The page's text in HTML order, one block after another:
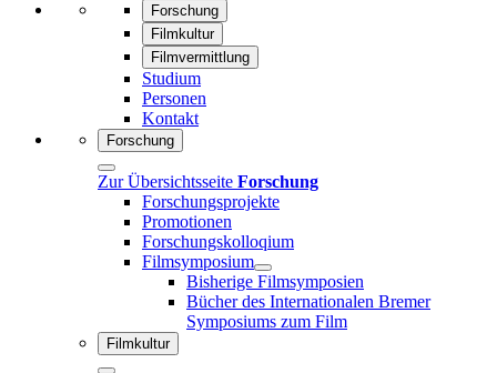
Forschung
Filmkultur
Filmvermittlung
Studium
Personen
Kontakt
Forschung
Zur Übersichtsseite Forschung
Forschungsprojekte
Promotionen
Forschungskolloqium
Filmsymposium
Bisherige Filmsymposien
Bücher des Internationalen Bremer
Symposiums zum Film
Filmkultur